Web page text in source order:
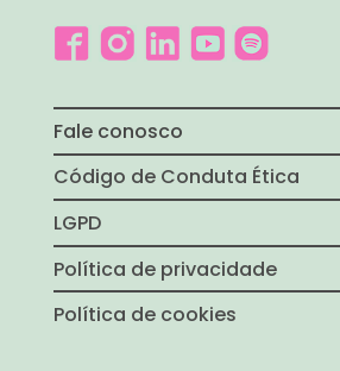
Fale conosco
Código de Conduta Ética
LGPD
Política de privacidade
Política de cookies